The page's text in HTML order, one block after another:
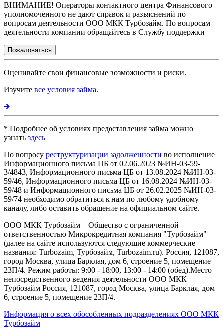
ВНИМАНИЕ! Операторы контактного центра Финансового
уполномоченного не дают справок и разъяснений по
вопросам деятельности ООО МКК Турбозайм. По вопросам
деятельности компании обращайтесь в Службу поддержки
Пожаловаться
Оценивайте свои финансовые возможности и риски.
Изучите все условия займа.
* Подробнее об условиях предоставления займа можно
узнать здесь
По вопросу реструктуризации задолженности во исполнение
Информационного письма ЦБ от 02.06.2023 №ИН-03-59-
3/4843, Информационного письма ЦБ от 13.08.2024 №ИН-03-
59/46, Информационного письма ЦБ от 16.08.2024 №ИН-03-
59/48 и Информационного письма ЦБ от 26.02.2025 №ИН-03-
59/74 необходимо обратиться к нам по любому удобному
каналу, либо оставить обращение на официальном сайте.
ООО МКК Турбозайм – Общество с ограниченной
ответственностью Микрокредитная компания "Турбозайм"
(далее на сайте используются следующие коммерческие
названия: Turbozaim, Турбозайм, Turbozaim.ru). Россия, 121087,
город Москва, улица Барклая, дом 6, строение 5, помещение
23П/4. Режим работы: 9:00 - 18:00, 13:00 - 14:00 (обед).Место
непосредственного ведения деятельности ООО МКК
Турбозайм Россия, 121087, город Москва, улица Барклая, дом
6, строение 5, помещение 23П/4.
Информация о всех обособленных подразделениях ООО МКК
Турбозайм